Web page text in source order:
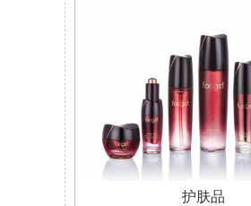
护肤品